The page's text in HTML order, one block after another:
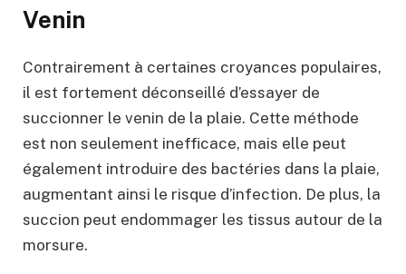
Venin
Contrairement à certaines croyances populaires,
il est fortement déconseillé d’essayer de
succionner le venin de la plaie. Cette méthode
est non seulement inefficace, mais elle peut
également introduire des bactéries dans la plaie,
augmentant ainsi le risque d’infection. De plus, la
succion peut endommager les tissus autour de la
morsure.